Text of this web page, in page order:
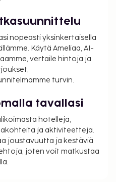
joissa voit rentoutua
arkipäivisin klo 6.30–
Seuraavat
(päivät
paikan päällä
saattaa sisältyä
per majoitustila per
nopeasti yksinkertaisella
Käytä Ameliaa, AI-
vertaile hintoja ja
turvin.
tavallasi
hotelleja,
ja aktiviteetteja.
joustavuutta ja kestäviä
joten voit matkustaa